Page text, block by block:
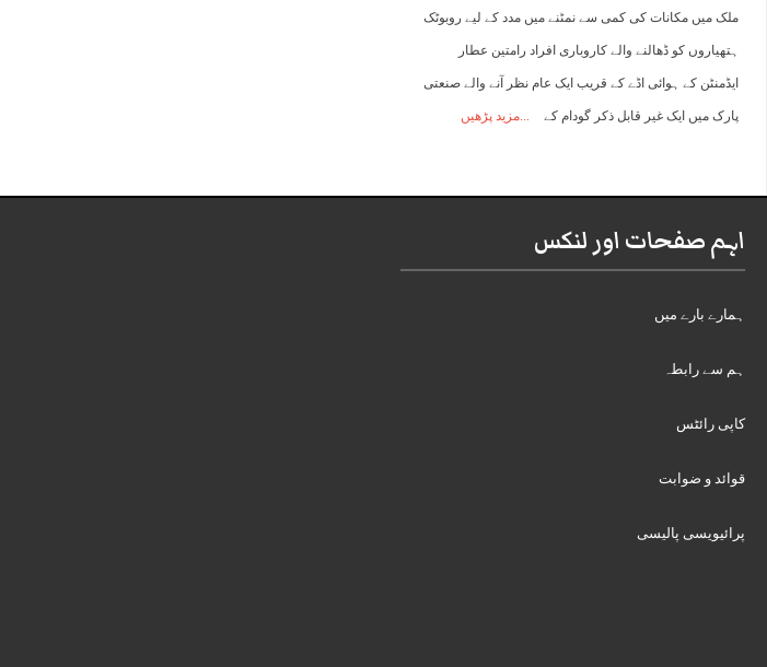
ملک میں مکانات کی کمی سے نمٹنے میں مدد کے لیے روبوٹک
ہتھیاروں کو ڈھالنے والے کاروباری افراد رامتین عطار
ایڈمنٹن کے ہوائی اڈے کے قریب ایک عام نظر آنے والے صنعتی
پارک میں ایک غیر قابل ذکر گودام کے مزید پڑھیں
اہم صفحات اور لنکس
ہمارے بارے میں
ہم سے رابطہ
کاپی رائٹس
قوائد و ضوابت
پرائیویسی پالیسی